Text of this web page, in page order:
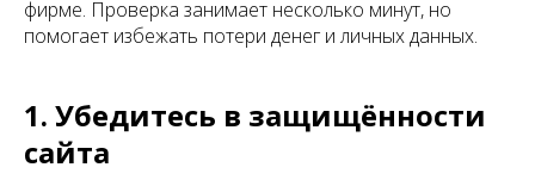
фирме. Проверка занимает несколько минут, но
помогает избежать потери денег и личных данных.
1. Убедитесь в защищённости
сайта